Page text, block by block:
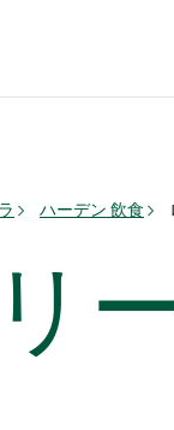
ハーデン 飲食